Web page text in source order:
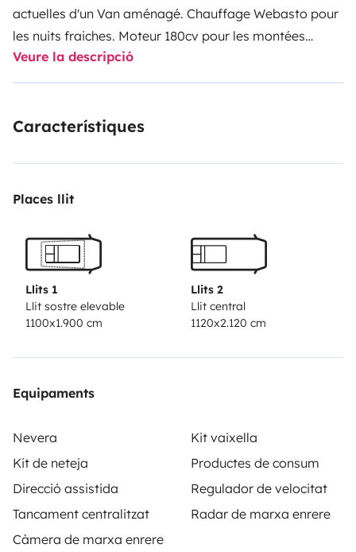
actuelles d'un Van aménagé. Chauffage Webasto pour
les nuits fraiches. Moteur 180cv pour les montées
délicates. Couleur Fun pour les rares journées sans
soleil. Pour suivre les conseils de Florian, une table
sont désormais disponibles.
Veure la descripció
Característiques
Places llit
Llits 1
Llit sostre elevable
1100x1.900 cm
Llits 2
Llit central
1120x2.120 cm
Equipaments
Nevera
Kit vaixella
Kit de neteja
Productes de consum
Direcció assistida
Regulador de velocitat
Tancament centralitzat
Radar de marxa enrere
Càmera de marxa enrere